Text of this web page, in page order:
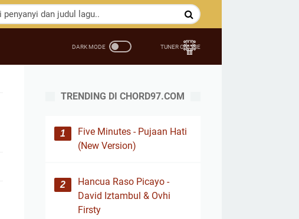
TRENDING DI CHORD97.COM
Five Minutes - Pujaan Hati
(New Version)
Hancua Raso Picayo -
David Iztambul & Ovhi
Firsty